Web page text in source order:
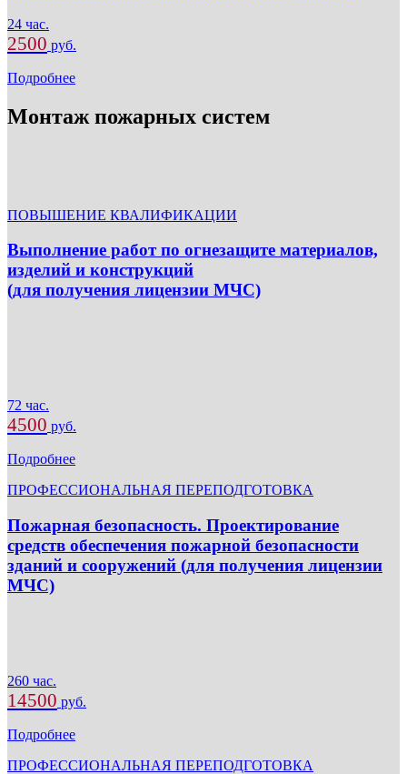
24 час.
2500 руб.
Подробнее
Монтаж пожарных систем
ПОВЫШЕНИЕ КВАЛИФИКАЦИИ
Выполнение работ по огнезащите материалов,
изделий и конструкций
(для получения лицензии МЧС)
72 час.
4500 руб.
Подробнее
ПРОФЕССИОНАЛЬНАЯ ПЕРЕПОДГОТОВКА
Пожарная безопасность. Проектирование
средств обеспечения пожарной безопасности
зданий и сооружений (для получения лицензии
МЧС)
260 час.
14500 руб.
Подробнее
ПРОФЕССИОНАЛЬНАЯ ПЕРЕПОДГОТОВКА